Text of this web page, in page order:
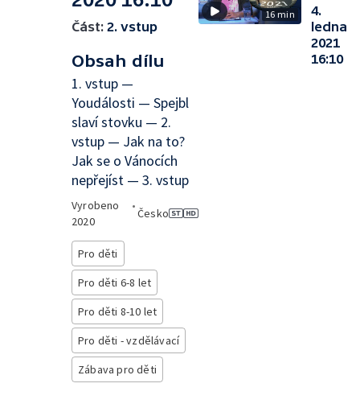
Část: 2. vstup
Obsah dílu
1. vstup —
Youdálosti — Spejbl
slaví stovku — 2.
vstup — Jak na to?
Jak se o Vánocích
nepřejíst — 3. vstup
Vyrobeno
2020
•
Česko
Pro děti
Pro děti 6-8 let
Pro děti 8-10 let
Pro děti - vzdělávací
Zábava pro děti
16 min
4.
ledna
2021
16:10